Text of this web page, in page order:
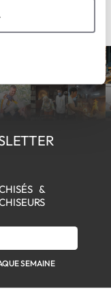
&
SEMAINE